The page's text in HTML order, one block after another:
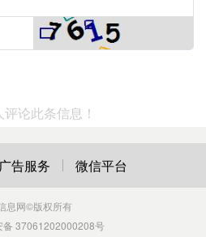
论此条信息！
广告服务 微信平台
息网©版权所有
备 37061202000208号